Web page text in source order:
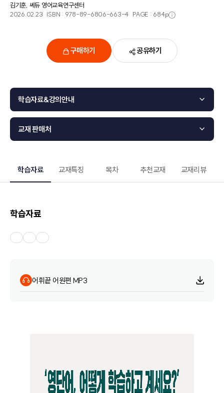
김기훈, 쎄듀 영어교육연구센터
2026.02.23 ISBN : 978-89-6806-663-4 PAGE : 684p
구매하기 공유하기
학습자료&강의안내
교재 판매처
학습자료 교재특징 목차 추천교재 교재리뷰
학습자료
어휘끝 어원편 MP3